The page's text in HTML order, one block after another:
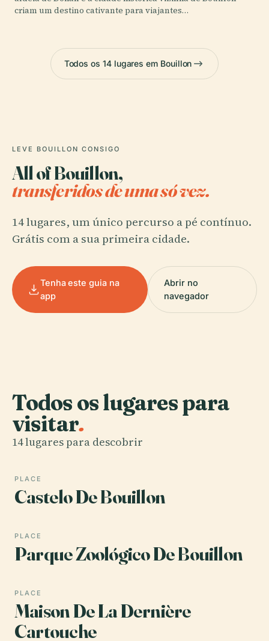
criam um destino cativante para viajantes…
Todos os 14 lugares em Bouillon
LEVE BOUILLON CONSIGO
All of Bouillon,
transferidos de uma só vez.
14 lugares, um único percurso a pé contínuo.
Grátis com a sua primeira cidade.
Tenha este guia na
app
Abrir no
navegador
Todos os lugares para
visitar.
14 lugares para descobrir
PLACE
Castelo De Bouillon
PLACE
Parque Zoológico De Bouillon
PLACE
Maison De La Dernière
Cartouche